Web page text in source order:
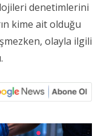
denetimlerini
kime ait olduğu
olayla ilgili